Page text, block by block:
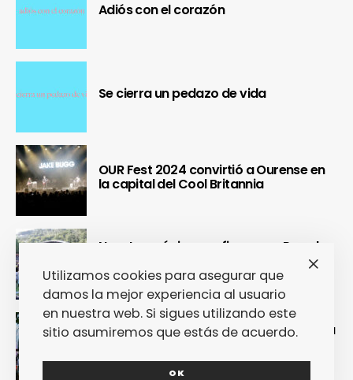
Adiós con el corazón
Se cierra un pedazo de vida
OUR Fest 2024 convirtió a Ourense en
la capital del Cool Britannia
Nuestra crónica confirma que Paredes
de Coura 2024 no fue un festival, sino
un Couraíso
Nuestra crónica del Sinsal 2024 prueba
que fue la edición más internacional y
sostenible del festival
Utilizamos cookies para asegurar que
damos la mejor experiencia al usuario
en nuestra web. Si sigues utilizando este
sitio asumiremos que estás de acuerdo.
OK